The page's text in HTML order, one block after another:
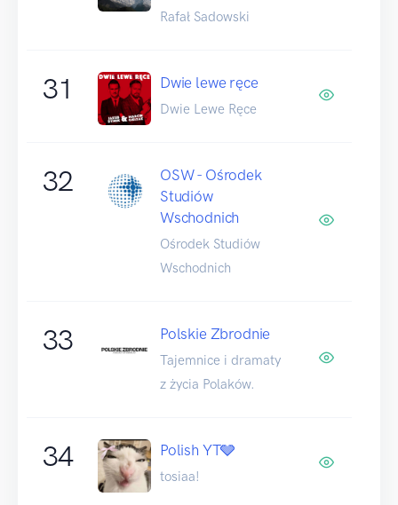
Rafał Sadowski
31 Dwie lewe ręce
Dwie Lewe Ręce
32
OSW - Ośrodek
Studiów
Wschodnich
Ośrodek Studiów
Wschodnich
33 Polskie Zbrodnie
Tajemnice i dramaty
z życia Polaków.
34 Polish YT🩶
tosiaa!